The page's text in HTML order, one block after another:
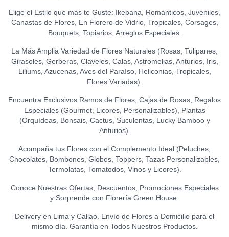
Elige el Estilo que más te Guste: Ikebana, Románticos, Juveniles,
Canastas de Flores, En Florero de Vidrio, Tropicales, Corsages,
Bouquets, Topiarios, Arreglos Especiales.
La Más Amplia Variedad de Flores Naturales (Rosas, Tulipanes,
Girasoles, Gerberas, Claveles, Calas, Astromelias, Anturios, Iris,
Liliums, Azucenas, Aves del Paraíso, Heliconias, Tropicales,
Flores Variadas).
Encuentra Exclusivos Ramos de Flores, Cajas de Rosas, Regalos
Especiales (Gourmet, Licores, Personalizables), Plantas
(Orquídeas, Bonsais, Cactus, Suculentas, Lucky Bamboo y
Anturios).
Acompaña tus Flores con el Complemento Ideal (Peluches,
Chocolates, Bombones, Globos, Toppers, Tazas Personalizables,
Termolatas, Tomatodos, Vinos y Licores).
Conoce Nuestras Ofertas, Descuentos, Promociones Especiales
y Sorprende con Florería Green House.
Delivery en Lima y Callao. Envío de Flores a Domicilio para el
mismo día. Garantía en Todos Nuestros Productos.